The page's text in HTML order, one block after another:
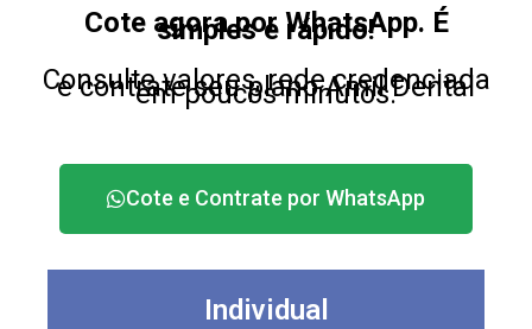
Cote agora por WhatsApp. É
simples e rápido!
Consulte valores, rede credenciada
e contrate seu plano Amil Dental
em poucos minutos.
Cote e Contrate por WhatsApp
Individual